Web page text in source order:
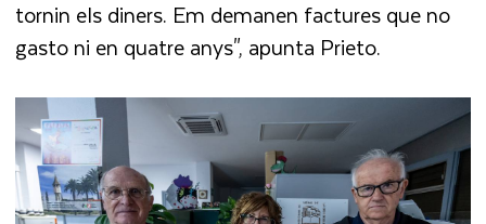
tornin els diners. Em demanen factures que no
gasto ni en quatre anys", apunta Prieto.